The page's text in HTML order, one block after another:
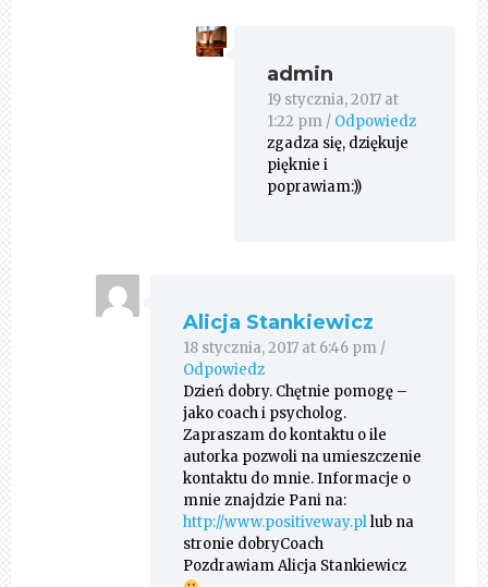
admin
19 stycznia, 2017 at
1:22 pm / Odpowiedz
zgadza się, dziękuje
pięknie i
poprawiam:))
Alicja Stankiewicz
18 stycznia, 2017 at 6:46 pm /
Odpowiedz
Dzień dobry. Chętnie pomogę –
jako coach i psycholog.
Zapraszam do kontaktu o ile
autorka pozwoli na umieszczenie
kontaktu do mnie. Informacje o
mnie znajdzie Pani na:
http://www.positiveway.pllub na
stronie dobryCoach
Pozdrawiam Alicja Stankiewicz